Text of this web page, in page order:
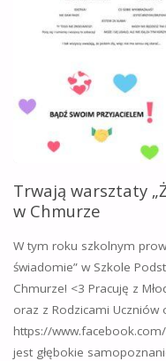
Trwają warsztaty
w Chmurze
W tym roku szkolnym
świadomie” w Szkole
Chmurze! <3 Pracuję z
oraz z Rodzicami Uczniów
https://
jest głębokie